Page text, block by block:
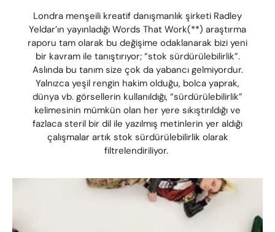
Londra menşeili kreatif danışmanlık şirketi Radley
Yeldar’ın yayınladığı Words That Work(**) araştırma
raporu tam olarak bu değişime odaklanarak bizi yeni
bir kavram ile tanıştırıyor; “stok sürdürülebilirlik”.
Aslında bu tanım size çok da yabancı gelmiyordur.
Yalnızca yeşil rengin hakim olduğu, bolca yaprak,
dünya vb. görsellerin kullanıldığı, “sürdürülebilirlik”
kelimesinin mümkün olan her yere sıkıştırıldığı ve
fazlaca steril bir dil ile yazılmış metinlerin yer aldığı
çalışmalar artık stok sürdürülebilirlik olarak
filtrelendiriliyor.